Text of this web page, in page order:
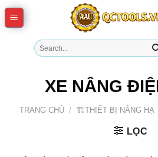
Skip
Tìm
kiếm:
XE NÂNG
TRANG CHỦ / 🏗️THIẾT BỊ NÂNG HẠ
LỌC